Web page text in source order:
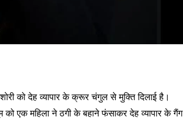
को देह व्यापार के क्रूर चंगुल से मुक्ति दिलाई है।
को एक महिला ने ठगी के बहाने फंसाकर देह व्यापार के गैंग